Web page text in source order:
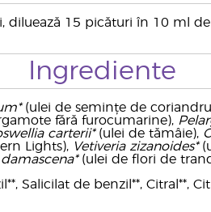
diluează 15 picături în 10 ml
Ingrediente
(ulei de semințe de
fără furocumarine),
carterii*(ulei de tămâie),
Lights), Vetiveria zizanoides*
damascena*(ulei de flori de
Salicilat de benzil**, Citral**,